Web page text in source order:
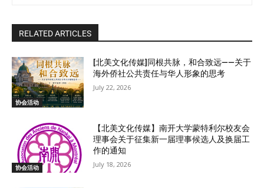
RELATED ARTICLES
协会活动
[北美文化传媒]同根共脉，和合致远——关于
海外侨社公共责任与华人形象的思考
July 22, 2026
协会活动
【北美文化传媒】南开大学蒙特利尔校友会
理事会关于征集新一届理事候选人及换届工
作的通知
July 18, 2026